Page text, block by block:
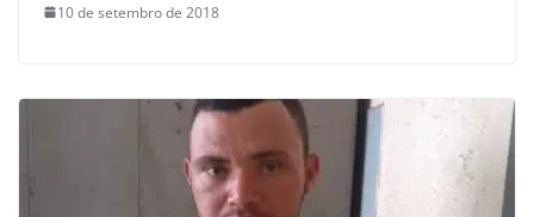
10 de setembro de 2018